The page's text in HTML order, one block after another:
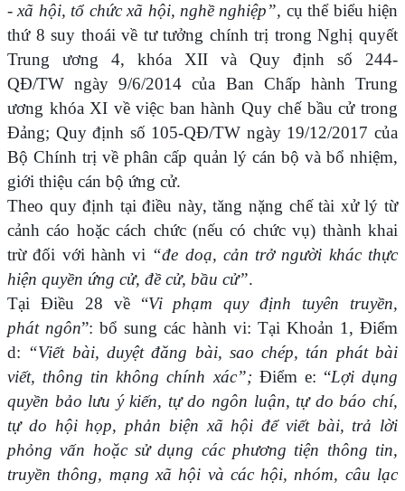
- xã hội, tổ chức xã hội, nghề nghiệp”, cụ thể biểu hiện
thứ 8 suy thoái về tư tưởng chính trị trong Nghị quyết
Trung ương 4, khóa XII và Quy định số 244-
QĐ/TW ngày 9/6/2014 của Ban Chấp hành Trung
ương khóa XI về việc ban hành Quy chế bầu cử trong
Đảng; Quy định số 105-QĐ/TW ngày 19/12/2017 của
Bộ Chính trị về phân cấp quản lý cán bộ và bổ nhiệm,
giới thiệu cán bộ ứng cử.
Theo quy định tại điều này, tăng nặng chế tài xử lý từ
cảnh cáo hoặc cách chức (nếu có chức vụ) thành khai
trừ đối với hành vi “đe doạ, cản trở người khác thực
hiện quyền ứng cử, đề cử, bầu cử”.
Tại Điều 28 về “Vi phạm quy định tuyên truyền,
phát ngôn”: bổ sung các hành vi: Tại Khoản 1, Điểm
d: “Viết bài, duyệt đăng bài, sao chép, tán phát bài
viết, thông tin không chính xác”; Điểm e: “Lợi dụng
quyền bảo lưu ý kiến, tự do ngôn luận, tự do báo chí,
tự do hội họp, phản biện xã hội để viết bài, trả lời
phỏng vấn hoặc sử dụng các phương tiện thông tin,
truyền thông, mạng xã hội và các hội, nhóm, câu lạc